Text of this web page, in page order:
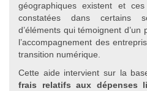
géographiques existent et
constatées dans certains
d’éléments qui témoignent d’un
l’accompagnement des
transition numérique.
Cette aide intervient sur la
frais relatifs aux dépenses